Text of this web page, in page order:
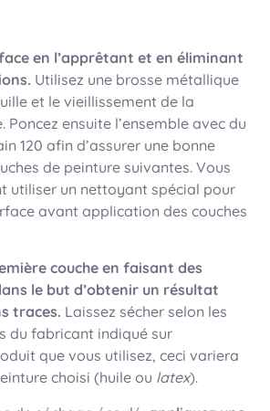
en l’apprêtant et en éliminant
Utilisez une brosse métallique
et le vieillissement de la
Poncez ensuite l’ensemble avec du
120 afin d’assurer une bonne
de peinture suivantes. Vous
utiliser un nettoyant spécial pour
avant application des couches
couche en faisant des
le but d’obtenir un résultat
traces. Laissez sécher selon les
du fabricant indiqué sur
que vous utilisez, ceci variera
choisi (huile ou latex).